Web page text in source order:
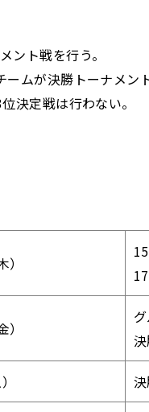
ント戦を行う。
ムが決勝トーナメン
決定戦は行わない。